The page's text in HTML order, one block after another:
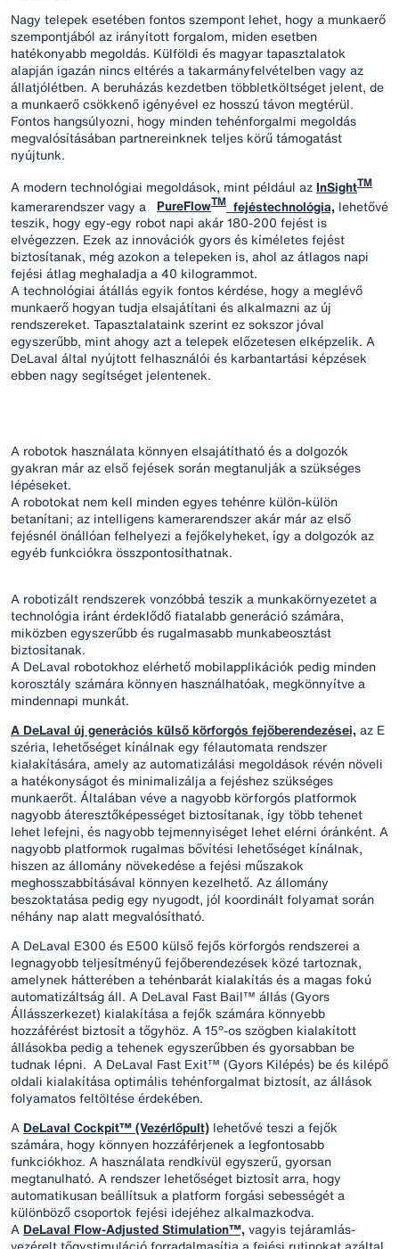
Nagy telepek esetében fontos szempont lehet, hogy a munkaerő
szempontjából az irányított forgalom, miden esetben
hatékonyabb megoldás. Külföldi és magyar tapasztalatok
alapján igazán nincs eltérés a takarmányfelvételben vagy az
állatjólétben. A beruházás kezdetben többletköltséget jelent, de
a munkaerő csökkenő igényével ez hosszú távon megtérül.
Fontos hangsúlyozni, hogy minden tehénforgalmi megoldás
megvalósításában partnereinknek teljes körű támogatást
nyújtunk.
A modern technológiai megoldások, mint például az InSightTM
kamerarendszer vagy a PureFlowTM fejéstechnológia, lehetővé
teszik, hogy egy-egy robot napi akár 180-200 fejést is
elvégezzen. Ezek az innovációk gyors és kíméletes fejést
biztosítanak, még azokon a telepeken is, ahol az átlagos napi
fejési átlag meghaladja a 40 kilogrammot.
A technológiai átállás egyik fontos kérdése, hogy a meglévő
munkaerő hogyan tudja elsajátítani és alkalmazni az új
rendszereket. Tapasztalataink szerint ez sokszor jóval
egyszerűbb, mint ahogy azt a telepek előzetesen elképzelik. A
DeLaval által nyújtott felhasználói és karbantartási képzések
ebben nagy segítséget jelentenek.
A robotok használata könnyen elsajátítható és a dolgozók
gyakran már az első fejések során megtanulják a szükséges
lépéseket.
A robotokat nem kell minden egyes tehénre külön-külön
betanítani; az intelligens kamerarendszer akár már az első
fejésnél önállóan felhelyezi a fejőkelyheket, így a dolgozók az
egyéb funkciókra összpontosíthatnak.
A robotizált rendszerek vonzóbbá teszik a munkakörnyezetet a
technológia iránt érdeklődő fiatalabb generáció számára,
miközben egyszerűbb és rugalmasabb munkabeosztást
biztosítanak.
A DeLaval robotokhoz elérhető mobilapplikációk pedig minden
korosztály számára könnyen használhatóak, megkönnyítve a
mindennapi munkát.
A DeLaval új generációs külső körforgós fejőberendezései,az E
széria, lehetőséget kínálnak egy félautomata rendszer
kialakítására, amely az automatizálási megoldások révén növeli
a hatékonyságot és minimalizálja a fejéshez szükséges
munkaerőt. Általában véve a nagyobb körforgós platformok
nagyobb áteresztőképességet biztosítanak, így több tehenet
lehet lefejni, és nagyobb tejmennyiséget lehet elérni óránként. A
nagyobb platformok rugalmas bővítési lehetőséget kínálnak,
hiszen az állomány növekedése a fejési műszakok
meghosszabbításával könnyen kezelhető. Az állomány
beszoktatása pedig egy nyugodt, jól koordinált folyamat során
néhány nap alatt megvalósítható.
A DeLaval E300 és E500 külső fejős körforgós rendszerei a
legnagyobb teljesítményű fejőberendezések közé tartoznak,
amelynek hátterében a tehénbarát kialakítás és a magas fokú
automatizáltság áll. A DeLaval Fast Bail™ állás (Gyors
Állásszerkezet) kialakítása a fejők számára könnyebb
hozzáférést biztosít a tőgyhöz. A 15°-os szögben kialakított
állásokba pedig a tehenek egyszerűbben és gyorsabban be
tudnak lépni. A DeLaval Fast Exit™ (Gyors Kilépés) be és kilépő
oldali kialakítása optimális tehénforgalmat biztosít, az állások
folyamatos feltöltése érdekében.
A DeLaval Cockpit™ (Vezérlőpult) lehetővé teszi a fejők
számára, hogy könnyen hozzáférjenek a legfontosabb
funkciókhoz. A használata rendkívül egyszerű, gyorsan
megtanulható. A rendszer lehetőséget biztosít arra, hogy
automatikusan beállítsuk a platform forgási sebességét a
különböző csoportok fejési idejéhez alkalmazkodva.
A DeLaval Flow-Adjusted Stimulation™,vagyis tejáramlás-